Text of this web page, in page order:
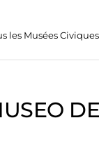
les Musées Civiques